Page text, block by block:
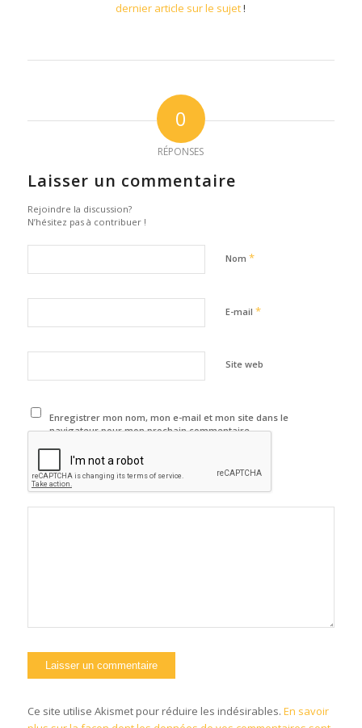
dernier article sur le sujet!
0
RÉPONSES
Laisser un commentaire
Rejoindre la discussion?
N’hésitez pas à contribuer !
Nom *
E-mail *
Site web
Enregistrer mon nom, mon e-mail et mon site dans le
navigateur pour mon prochain commentaire.
Ce site utilise Akismet pour réduire les indésirables. En savoir